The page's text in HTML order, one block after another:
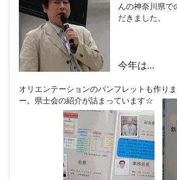
んの神奈川県で
だきました。
今年は…
オリエンテーションのパンフレットも作り
ー。県士会の紹介が詰まっています☆